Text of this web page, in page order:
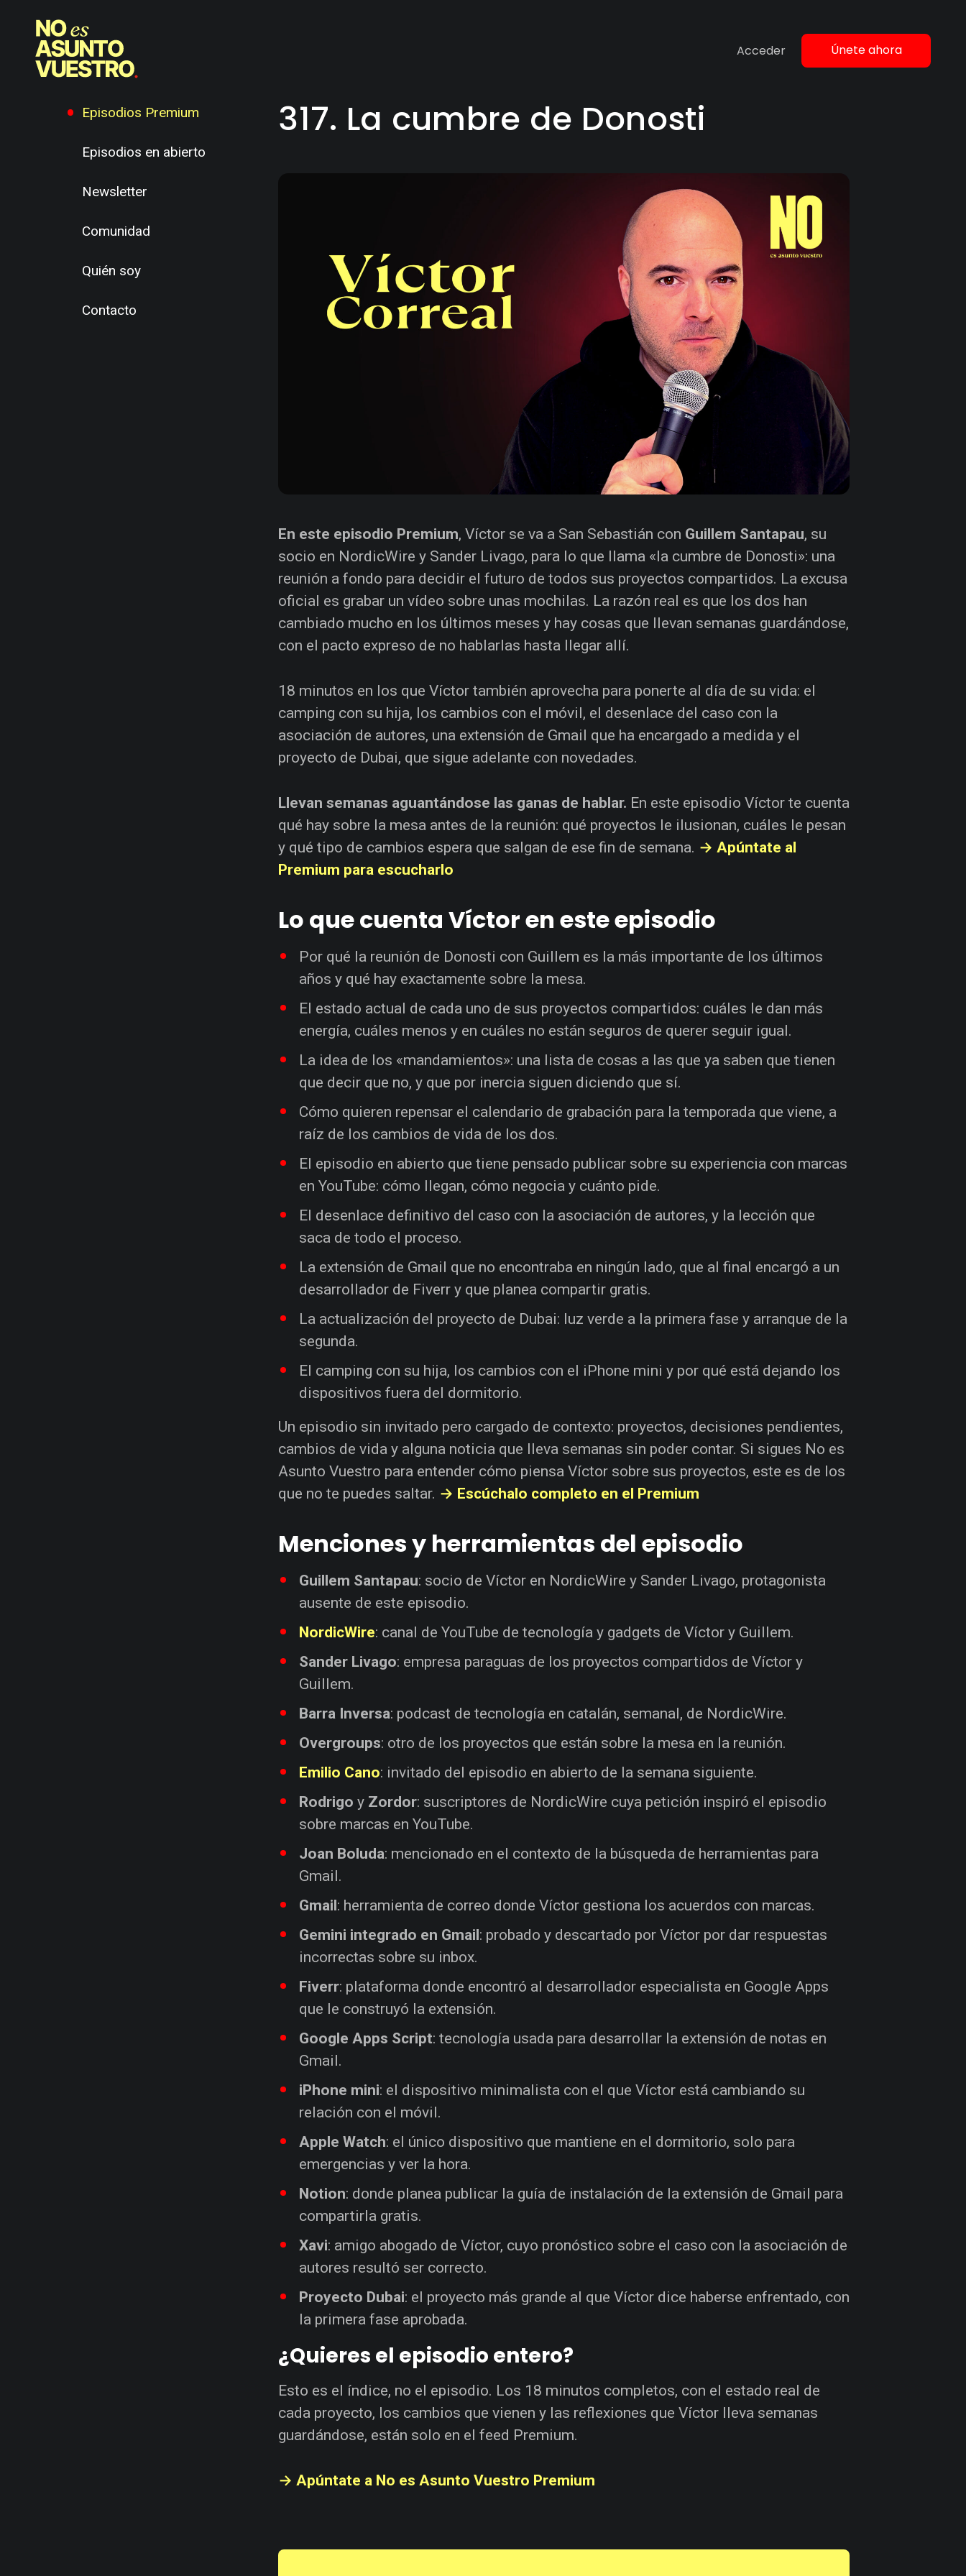
Acceder Únete ahora
Episodios Premium
Episodios en abierto
Newsletter
Comunidad
Quién soy
Contacto
317. La cumbre de Donosti
En este episodio Premium, Víctor se va a San Sebastián con Guillem Santapau, su
socio en NordicWire y Sander Livago, para lo que llama «la cumbre de Donosti»: una
reunión a fondo para decidir el futuro de todos sus proyectos compartidos. La excusa
oficial es grabar un vídeo sobre unas mochilas. La razón real es que los dos han
cambiado mucho en los últimos meses y hay cosas que llevan semanas guardándose,
con el pacto expreso de no hablarlas hasta llegar allí.
18 minutos en los que Víctor también aprovecha para ponerte al día de su vida: el
camping con su hija, los cambios con el móvil, el desenlace del caso con la
asociación de autores, una extensión de Gmail que ha encargado a medida y el
proyecto de Dubai, que sigue adelante con novedades.
Llevan semanas aguantándose las ganas de hablar. En este episodio Víctor te cuenta
qué hay sobre la mesa antes de la reunión: qué proyectos le ilusionan, cuáles le pesan
y qué tipo de cambios espera que salgan de ese fin de semana. → Apúntate al
Premium para escucharlo
Lo que cuenta Víctor en este episodio
Por qué la reunión de Donosti con Guillem es la más importante de los últimos
años y qué hay exactamente sobre la mesa.
El estado actual de cada uno de sus proyectos compartidos: cuáles le dan más
energía, cuáles menos y en cuáles no están seguros de querer seguir igual.
La idea de los «mandamientos»: una lista de cosas a las que ya saben que tienen
que decir que no, y que por inercia siguen diciendo que sí.
Cómo quieren repensar el calendario de grabación para la temporada que viene, a
raíz de los cambios de vida de los dos.
El episodio en abierto que tiene pensado publicar sobre su experiencia con marcas
en YouTube: cómo llegan, cómo negocia y cuánto pide.
El desenlace definitivo del caso con la asociación de autores, y la lección que
saca de todo el proceso.
La extensión de Gmail que no encontraba en ningún lado, que al final encargó a un
desarrollador de Fiverr y que planea compartir gratis.
La actualización del proyecto de Dubai: luz verde a la primera fase y arranque de la
segunda.
El camping con su hija, los cambios con el iPhone mini y por qué está dejando los
dispositivos fuera del dormitorio.
Un episodio sin invitado pero cargado de contexto: proyectos, decisiones pendientes,
cambios de vida y alguna noticia que lleva semanas sin poder contar. Si sigues No es
Asunto Vuestro para entender cómo piensa Víctor sobre sus proyectos, este es de los
que no te puedes saltar. → Escúchalo completo en el Premium
Menciones y herramientas del episodio
Guillem Santapau: socio de Víctor en NordicWire y Sander Livago, protagonista
ausente de este episodio.
NordicWire: canal de YouTube de tecnología y gadgets de Víctor y Guillem.
Sander Livago: empresa paraguas de los proyectos compartidos de Víctor y
Guillem.
Barra Inversa: podcast de tecnología en catalán, semanal, de NordicWire.
Overgroups: otro de los proyectos que están sobre la mesa en la reunión.
Emilio Cano: invitado del episodio en abierto de la semana siguiente.
Rodrigo y Zordor: suscriptores de NordicWire cuya petición inspiró el episodio
sobre marcas en YouTube.
Joan Boluda: mencionado en el contexto de la búsqueda de herramientas para
Gmail.
Gmail: herramienta de correo donde Víctor gestiona los acuerdos con marcas.
Gemini integrado en Gmail: probado y descartado por Víctor por dar respuestas
incorrectas sobre su inbox.
Fiverr: plataforma donde encontró al desarrollador especialista en Google Apps
que le construyó la extensión.
Google Apps Script: tecnología usada para desarrollar la extensión de notas en
Gmail.
iPhone mini: el dispositivo minimalista con el que Víctor está cambiando su
relación con el móvil.
Apple Watch: el único dispositivo que mantiene en el dormitorio, solo para
emergencias y ver la hora.
Notion: donde planea publicar la guía de instalación de la extensión de Gmail para
compartirla gratis.
Xavi: amigo abogado de Víctor, cuyo pronóstico sobre el caso con la asociación de
autores resultó ser correcto.
Proyecto Dubai: el proyecto más grande al que Víctor dice haberse enfrentado, con
la primera fase aprobada.
¿Quieres el episodio entero?
Esto es el índice, no el episodio. Los 18 minutos completos, con el estado real de
cada proyecto, los cambios que vienen y las reflexiones que Víctor lleva semanas
guardándose, están solo en el feed Premium.
→ Apúntate a No es Asunto Vuestro Premium